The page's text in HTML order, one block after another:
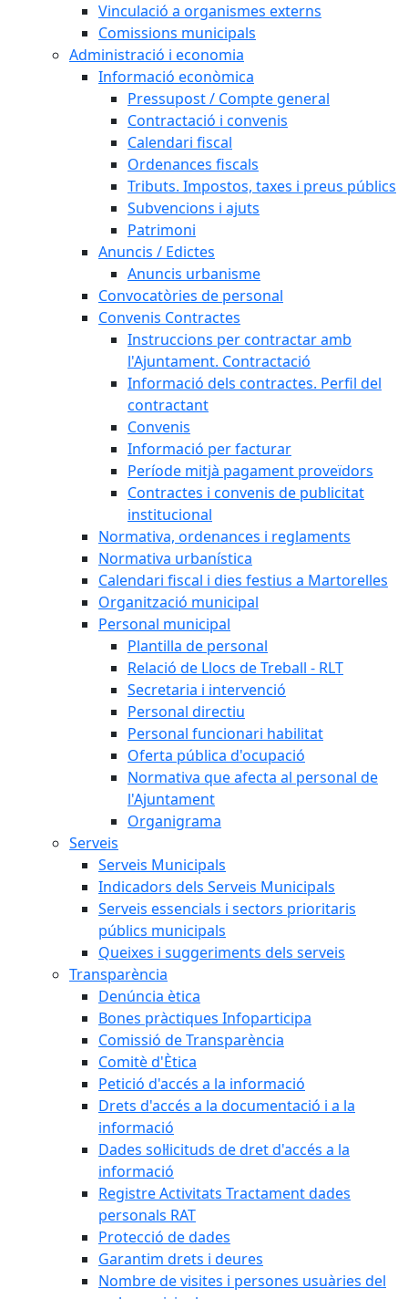
Vinculació a organismes externs
Comissions municipals
Administració i economia
Informació econòmica
Pressupost / Compte general
Contractació i convenis
Calendari fiscal
Ordenances fiscals
Tributs. Impostos, taxes i preus públics
Subvencions i ajuts
Patrimoni
Anuncis / Edictes
Anuncis urbanisme
Convocatòries de personal
Convenis Contractes
Instruccions per contractar amb
l'Ajuntament. Contractació
Informació dels contractes. Perfil del
contractant
Convenis
Informació per facturar
Període mitjà pagament proveïdors
Contractes i convenis de publicitat
institucional
Normativa, ordenances i reglaments
Normativa urbanística
Calendari fiscal i dies festius a Martorelles
Organització municipal
Personal municipal
Plantilla de personal
Relació de Llocs de Treball - RLT
Secretaria i intervenció
Personal directiu
Personal funcionari habilitat
Oferta pública d'ocupació
Normativa que afecta al personal de
l'Ajuntament
Organigrama
Serveis
Serveis Municipals
Indicadors dels Serveis Municipals
Serveis essencials i sectors prioritaris
públics municipals
Queixes i suggeriments dels serveis
Transparència
Denúncia ètica
Bones pràctiques Infoparticipa
Comissió de Transparència
Comitè d'Ètica
Petició d'accés a la informació
Drets d'accés a la documentació i a la
informació
Dades sol·licituds de dret d'accés a la
informació
Registre Activitats Tractament dades
personals RAT
Protecció de dades
Garantim drets i deures
Nombre de visites i persones usuàries del